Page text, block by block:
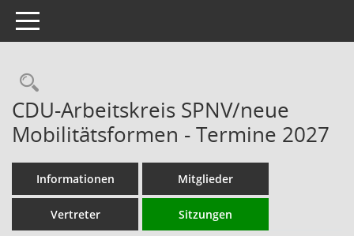
Toggle navigation
Rechercheauswahl
CDU-Arbeitskreis SPNV/neue
Mobilitätsformen - Termine 2027
Informationen Mitglieder
Vertreter Sitzungen